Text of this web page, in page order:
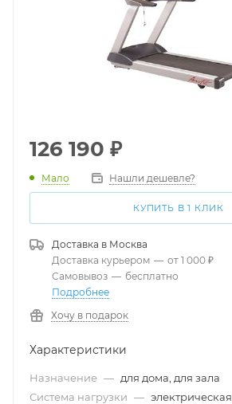
126 190 ₽
Мало Нашли дешевле?
КУПИТЬ В 1 КЛИК
Доставка в Москва
Доставка курьером — от 1 000 ₽
Самовывоз — бесплатно
Подробнее
Хочу в подарок
Характеристики
Назначение — для дома, для зала
Система нагрузки — электрическая